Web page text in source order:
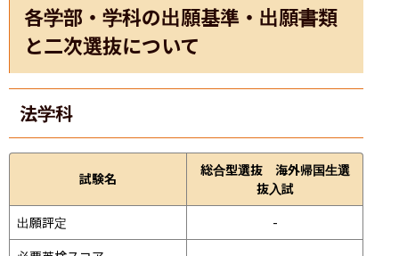
各学部・学科の出願基準・出願書類
と二次選抜について
法学科
試験名
総合型選抜 海外帰国生選
抜入試
出願評定
-